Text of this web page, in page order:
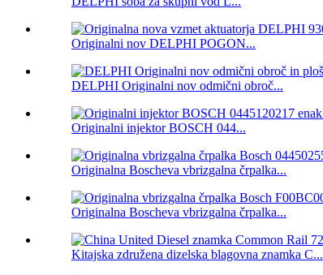
Originalni nov DELPHI POGON...
DELPHI Originalni nov odmični obroč...
Originalni injektor BOSCH 044...
Originalna Boscheva vbrizgalna črpalka...
Originalna Boscheva vbrizgalna črpalka...
Kitajska združena dizelska blagovna znamka C...